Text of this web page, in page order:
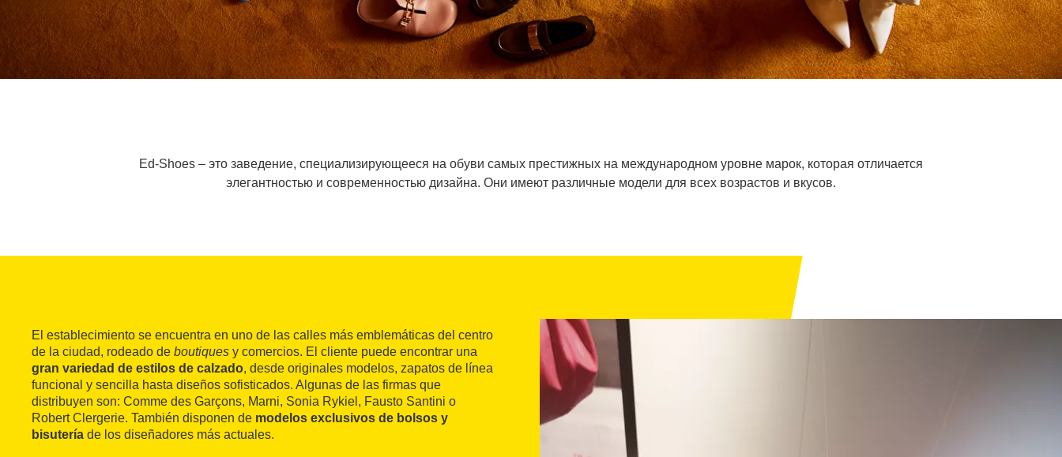
Ed-Shoes – это заведение, специализирующееся на обуви самых престижных на международном уровне марок, которая отличается
элегантностью и современностью дизайна. Они имеют различные модели для всех возрастов и вкусов.
El establecimiento se encuentra en uno de las calles más emblemáticas del centro
de la ciudad, rodeado de boutiques y comercios. El cliente puede encontrar una
gran variedad de estilos de calzado, desde originales modelos, zapatos de línea
funcional y sencilla hasta diseños sofisticados. Algunas de las firmas que
distribuyen son: Comme des Garçons, Marni, Sonia Rykiel, Fausto Santini o
Robert Clergerie. También disponen de modelos exclusivos de bolsos y
bisutería de los diseñadores más actuales.